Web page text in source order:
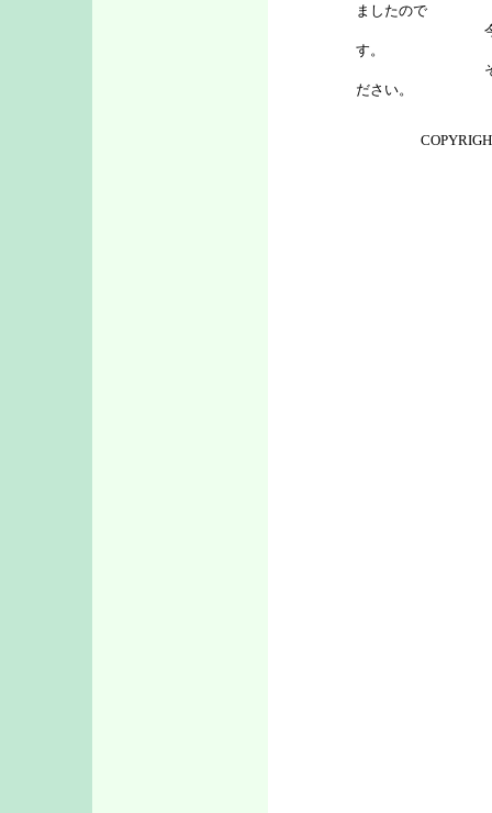
ましたので
今お持ちの地
す。
その場合
ださい。